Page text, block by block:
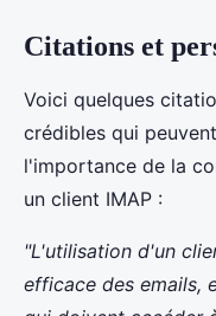
Citations et
Voici quelques
crédibles qui
l'importance de la
un client IMAP :
"L'utilisation d'un
efficace des emails,